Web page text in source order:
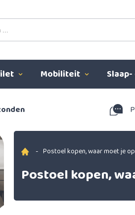
Mobiliteit
- Postoel kopen, waar moet je
Postoel kopen,